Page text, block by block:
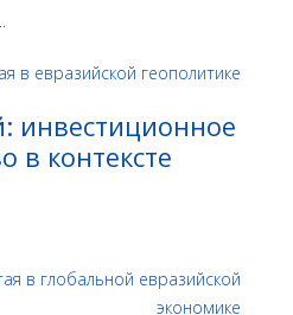
инвестиционное
в контексте